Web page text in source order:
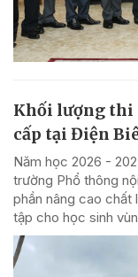
Khối lượng thi
cấp tại Điện
Năm học 2026 -
trường Phổ thông
phần nâng cao chất
tập cho học sinh